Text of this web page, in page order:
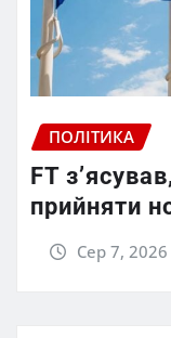
ПОЛІТИКА
FT
прийняти
Сер 7, 2026